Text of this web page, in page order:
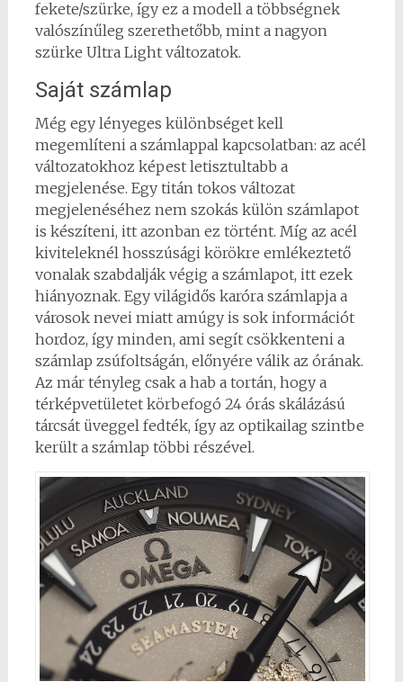
fekete/szürke, így ez a modell a többségnek
valószínűleg szerethetőbb, mint a nagyon
szürke Ultra Light változatok.
Saját számlap
Még egy lényeges különbséget kell
megemlíteni a számlappal kapcsolatban: az acél
változatokhoz képest letisztultabb a
megjelenése. Egy titán tokos változat
megjelenéséhez nem szokás külön számlapot
is készíteni, itt azonban ez történt. Míg az acél
kiviteleknél hosszúsági körökre emlékeztető
vonalak szabdalják végig a számlapot, itt ezek
hiányoznak. Egy világidős karóra számlapja a
városok nevei miatt amúgy is sok információt
hordoz, így minden, ami segít csökkenteni a
számlap zsúfoltságán, előnyére válik az órának.
Az már tényleg csak a hab a tortán, hogy a
térképvetületet körbefogó 24 órás skálázású
tárcsát üveggel fedték, így az optikailag szintbe
került a számlap többi részével.